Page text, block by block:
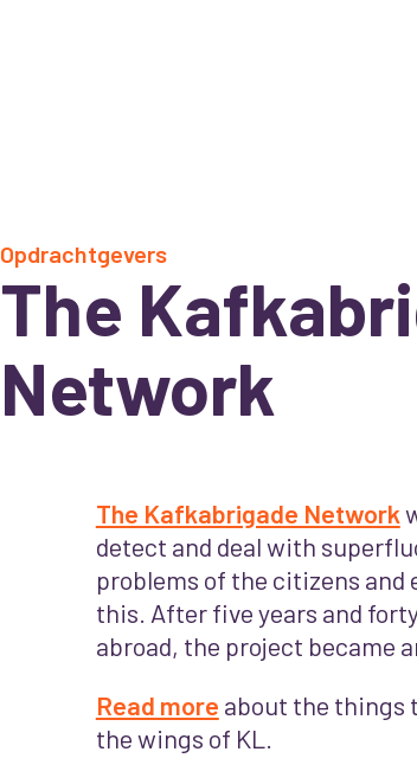
Opdrachtgevers
The
Network
The Kafkabrigade Network
detect and deal with
problems of the citizens
this. After five years and
abroad, the project became
Read more about the things
the wings of KL.